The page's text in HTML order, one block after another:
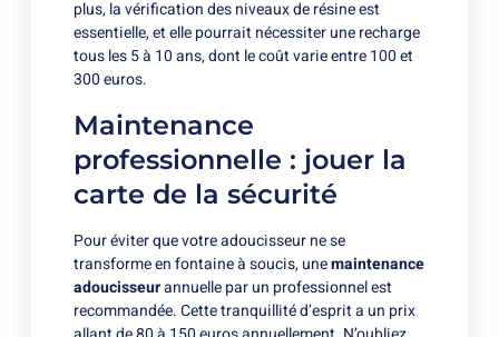
plus, la vérification des niveaux de résine est
essentielle, et elle pourrait nécessiter une recharge
tous les 5 à 10 ans, dont le coût varie entre 100 et
300 euros.
Maintenance
professionnelle : jouer la
carte de la sécurité
Pour éviter que votre adoucisseur ne se
transforme en fontaine à soucis, unemaintenance
adoucisseurannuelle par un professionnel est
recommandée. Cette tranquillité d’esprit a un prix